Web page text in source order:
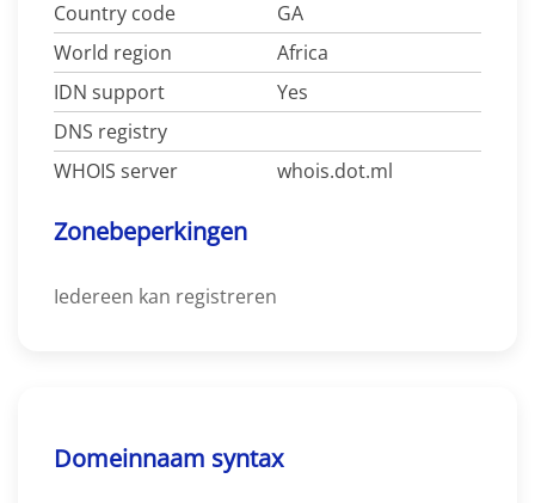
Country code
GA
World region
Africa
IDN support
Yes
DNS registry
WHOIS server
whois.dot.ml
Zonebeperkingen
Iedereen kan registreren
Domeinnaam syntax